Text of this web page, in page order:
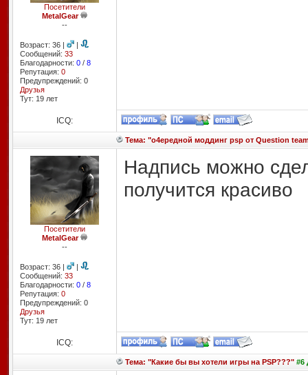
Посетители
MetalGear
--
Возраст: 36 |
|
Сообщений: 33
Благодарности: 0/ 8
Репутация: 0
Предупреждений: 0
Друзья
Тут: 19 лет
ICQ:
Тема: "о4ередной моддинг psp от Question
Посетители
MetalGear
--
Возраст: 36 |
|
Сообщений: 33
Благодарности: 0/ 8
Репутация: 0
Предупреждений: 0
Друзья
Тут: 19 лет
Надпись можно
получится красиво
ICQ:
Тема: "Какие бы вы хотели игры на PSP???"#6